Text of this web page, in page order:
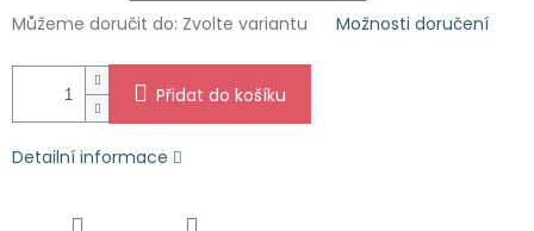
Můžeme doručit do: Zvolte variantu Možnosti doručení
Přidat do košíku
Detailní informace